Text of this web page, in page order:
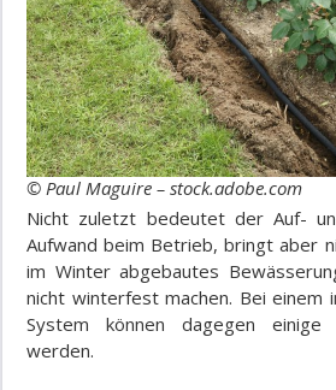
© Paul Maguire – stock.adobe.com
Nicht zuletzt bedeutet der Auf-
Aufwand beim Betrieb, bringt aber
im Winter abgebautes
nicht winterfest machen. Bei einem
System können dagegen einige
werden.